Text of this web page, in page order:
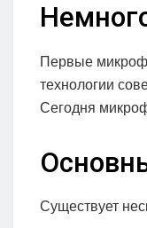
Первые
технологии
Сегодня
Существует